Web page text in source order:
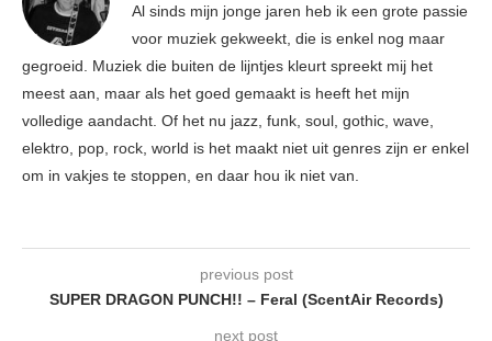
Al sinds mijn jonge jaren heb ik een grote passie
voor muziek gekweekt, die is enkel nog maar
gegroeid. Muziek die buiten de lijntjes kleurt spreekt mij het
meest aan, maar als het goed gemaakt is heeft het mijn
volledige aandacht. Of het nu jazz, funk, soul, gothic, wave,
elektro, pop, rock, world is het maakt niet uit genres zijn er enkel
om in vakjes te stoppen, en daar hou ik niet van.
previous post
SUPER DRAGON PUNCH!! – Feral (ScentAir Records)
next post